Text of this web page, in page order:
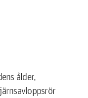
ålder,